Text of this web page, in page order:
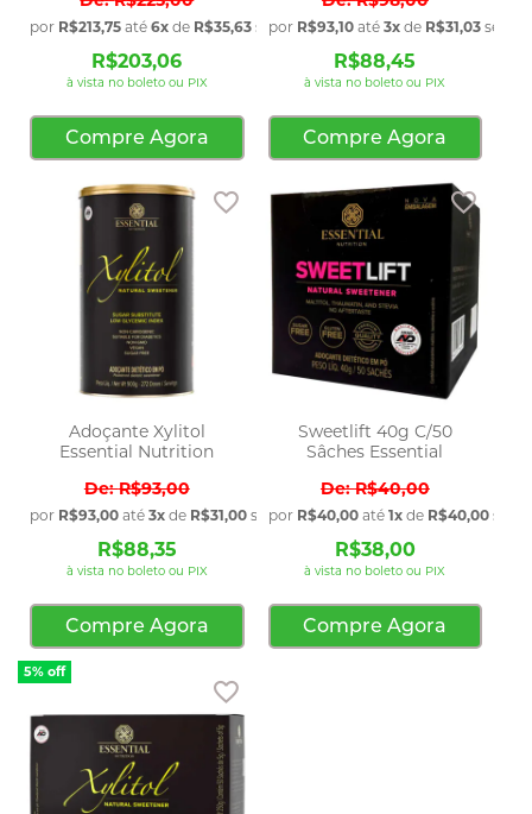
por R$213,75 até 6x de R$35,63 sem juros
R$203,06
à vista no boleto ou PIX
Compre Agora
por R$93,10até 3xde R$31,03sem
R$88,45
à vista no boleto ou PIX
Compre Agora
Adoçante Xylitol
Essential Nutrition
R$93,00
por R$93,00 até 3x de R$31,00 sem juros
R$88,35
à vista no boleto ou PIX
Adicionar aos favoritos
Compre Agora
Sweetlift 40g C/50
Sâches Essential
R$40,00
por R$40,00até 1xde R$40,00sem
R$38,00
à vista no boleto ou PIX
Compre Agora
5% off